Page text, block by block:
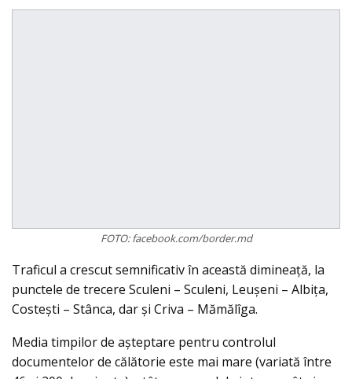
FOTO: facebook.com/border.md
Traficul a crescut semnificativ în această dimineață, la
punctele de trecere Sculeni – Sculeni, Leușeni – Albița,
Costeşti – Stânca, dar și Criva – Mămălîga.
Media timpilor de aşteptare pentru controlul
documentelor de călătorie este mai mare (variată între